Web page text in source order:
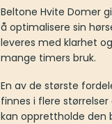
Beltone Hvite Domer
å optimalisere sin
leveres med klarhet
mange timers bruk.
En av de største
finnes i flere
kan opprettholde den